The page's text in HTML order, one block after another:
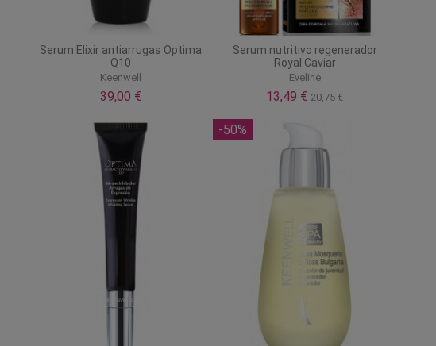
Serum Elixir antiarrugas Optima
Q10
Keenwell
39,00 €
Serum nutritivo regenerador
Royal Caviar
Eveline
13,49 €20,75 €
-50%